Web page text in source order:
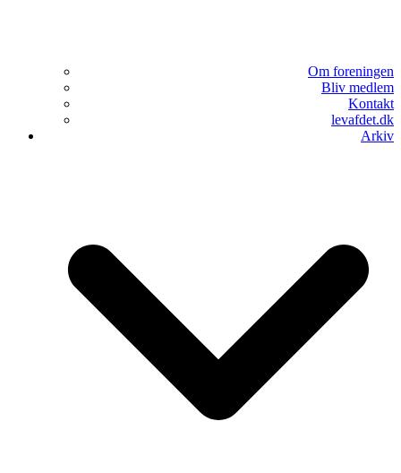
Om foreningen
Bliv medlem
Kontakt
levafdet.dk
Arkiv